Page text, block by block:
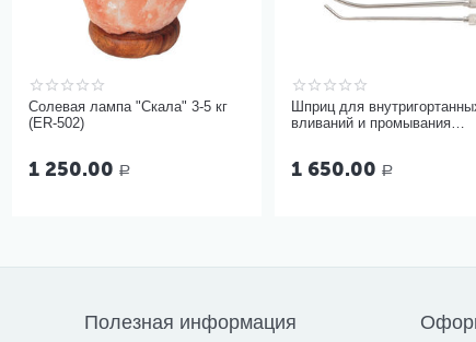
Солевая лампа "Скала" 3-5 кг
(ER-502)
1 250.00 Р
Шприц для
вливаний и промывания
1 650.00 Р
Полезная информация